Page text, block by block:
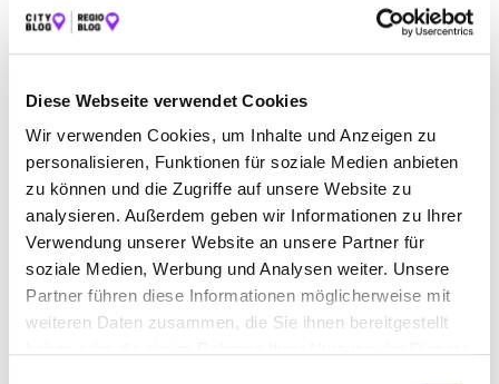
Diese Webseite verwendet Cookies
Wir verwenden Cookies, um Inhalte und Anzeigen zu
personalisieren, Funktionen für soziale Medien anbieten
zu können und die Zugriffe auf unsere Website zu
analysieren. Außerdem geben wir Informationen zu Ihrer
Verwendung unserer Website an unsere Partner für
soziale Medien, Werbung und Analysen weiter. Unsere
Partner führen diese Informationen möglicherweise mit
weiteren Daten zusammen, die Sie ihnen bereitgestellt
Samstag
FIRMENBESCHREIBUNG
Einen Strand können wir euch zwar im Habaneros in der
Theaterstraße 1-3 nicht bieten, dafür aber authentisch
mexikanischen Flair und Köstlichkeiten des wohl
vielseitigsten Landes Südamerikas.